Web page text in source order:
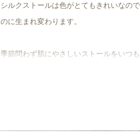
シルクストールは色がとてもきれいなの
のに生まれ変わります。
季節問わず肌にやさしいストールをいつ